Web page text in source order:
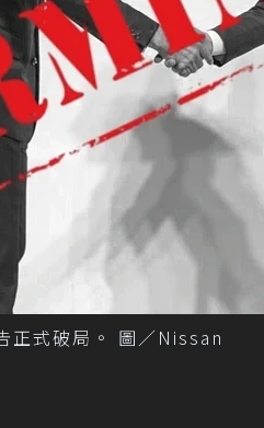
正式破局。 圖／Nissan